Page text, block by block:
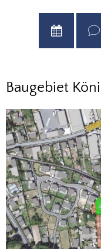
Baugebiet
Königstal
II
Baugebiet